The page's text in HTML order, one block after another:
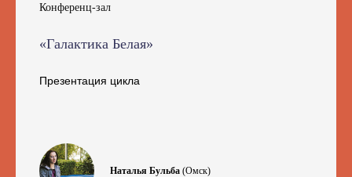
Конференц-зал
«Галактика Белая»
Презентация цикла
Наталья Бульба (Омск)